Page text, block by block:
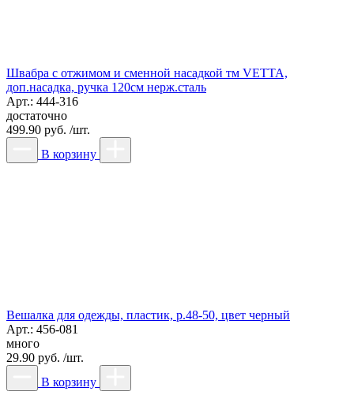
Швабра с отжимом и сменной насадкой тм VETTA,
доп.насадка, ручка 120см нерж.сталь
Арт.: 444-316
достаточно
499.90 руб. /шт.
В корзину
Вешалка для одежды, пластик, р.48-50, цвет черный
Арт.: 456-081
много
29.90 руб. /шт.
В корзину